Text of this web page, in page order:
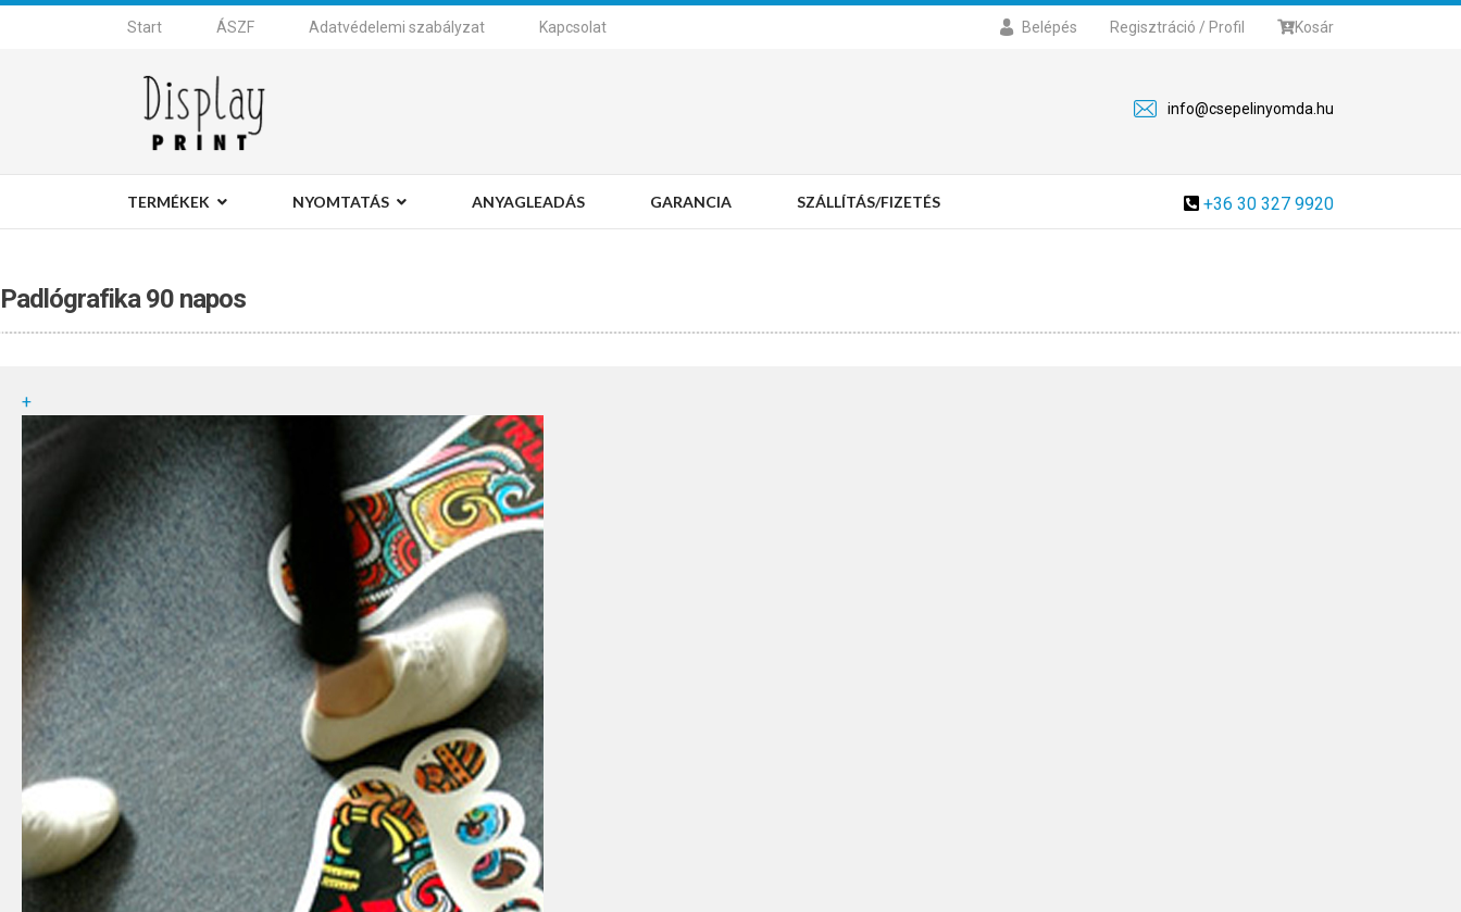
Start ÁSZF Adatvédelemi szabályzat Kapcsolat Belépés Regisztráció / Profil Kosár
info@csepelinyomda.hu
+36 30 327 9920
TERMÉKEK NYOMTATÁS ANYAGLEADÁS GARANCIA SZÁLLÍTÁS/FIZETÉS
Padlógrafika 90 napos
+